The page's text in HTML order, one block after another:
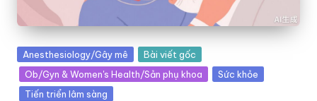
Posted
in
Anesthesiology/Gây mê
Bài viết gốc
Ob/Gyn & Women's Health/Sản phụ khoa
Sức khỏe
Tiến triển lâm sàng